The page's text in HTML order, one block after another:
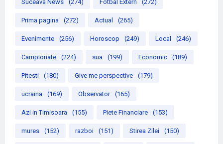
Suceava News (274) Fotbal Extern (272)
Prima pagina (272) Actual (265)
Evenimente (256) Horoscop (249) Local (246)
Campionate (224) sua (199) Economic (189)
Pitesti (180) Give me perspective (179)
ucraina (169) Observator (165)
Azi in Timisoara (155) Piete Financiare (153)
mures (152) razboi (151) Stirea Zilei (150)